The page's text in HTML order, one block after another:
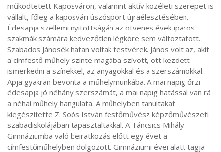
működtetett Kaposváron, valamint aktív közéleti szerepet is
vállalt, főleg a kaposvári úszósport újraélesztésében.
Édesapja szellemi nyitottságán az ötvenes évek iparos
szakmák számára kedvezőtlen légköre sem változtatott.
Szabados Jánosék hatan voltak testvérek. János volt az, akit
a címfestő műhely szinte magába szívott, ott kezdett
ismerkedni a színekkel, az anyagokkal és a szerszámokkal.
Apja gyakran bevonta a műhelymunkába. A mai napig őrzi
édesapja jó néhány szerszámát, a mai napig hatással van rá
a néhai műhely hangulata. A műhelyben tanultakat
kiegészítette Z. Soós István festőművész képzőművészeti
szabadiskolájában tapasztaltakkal. A Táncsics Mihály
Gimnáziumba való beiratkozás előtt egy évet a
címfestőműhelyben dolgozott. Gimnáziumi évei alatt tagja